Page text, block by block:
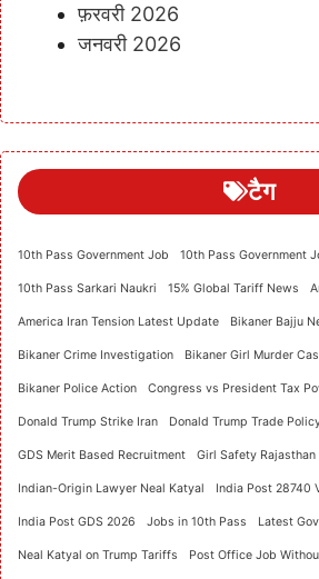
फ़रवरी 2026
जनवरी 2026
टैग
10th Pass Government Job 10th Pass Government
10th Pass Sarkari Naukri 15% Global Tariff News
America Iran Tension Latest Update Bikaner Bajju
Bikaner Crime Investigation Bikaner Girl Murder
Bikaner Police Action Congress vs President Tax
Donald Trump Strike Iran Donald Trump Trade
GDS Merit Based Recruitment Girl Safety Rajasthan
Indian-Origin Lawyer Neal Katyal India Post 28740
India Post GDS 2026 Jobs in 10th Pass Latest
Neal Katyal on Trump Tariffs Post Office Job